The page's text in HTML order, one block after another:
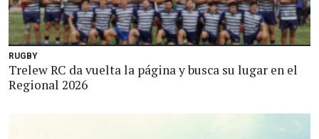
RUGBY
Trelew RC da vuelta la página y busca su lugar en el
Regional 2026